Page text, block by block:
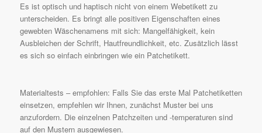
Es ist optisch und haptisch nicht von einem Webetikett zu
unterscheiden. Es bringt alle positiven Eigenschaften eines
gewebten Wäschenamens mit sich: Mangelfähigkeit, kein
Ausbleichen der Schrift, Hautfreundlichkeit, etc. Zusätzlich lässt
es sich so einfach einbringen wie ein Patchetikett.
Materialtests – empfohlen: Falls Sie das erste Mal Patchetiketten
einsetzen, empfehlen wir Ihnen, zunächst Muster bei uns
anzufordern. Die einzelnen Patchzeiten und -temperaturen sind
auf den Mustern ausgewiesen.